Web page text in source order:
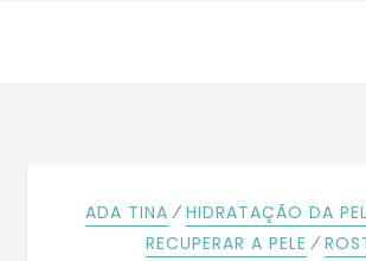
ADA TINA ⁄ HIDRATAÇÃO DA
RECUPERAR A PELE ⁄